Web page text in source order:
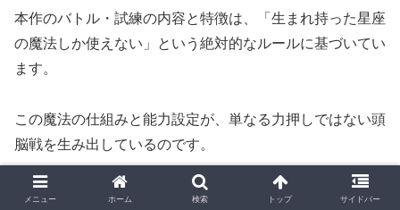
本作のバトル・試練の内容と特徴は、「生まれ持った星座
の魔法しか使えない」という絶対的なルールに基づいてい
ます。
この魔法の仕組みと能力設定が、単なる力押しではない頭
脳戦を生み出しているのです。
メニュー ホーム 検索 トップ サイドバー